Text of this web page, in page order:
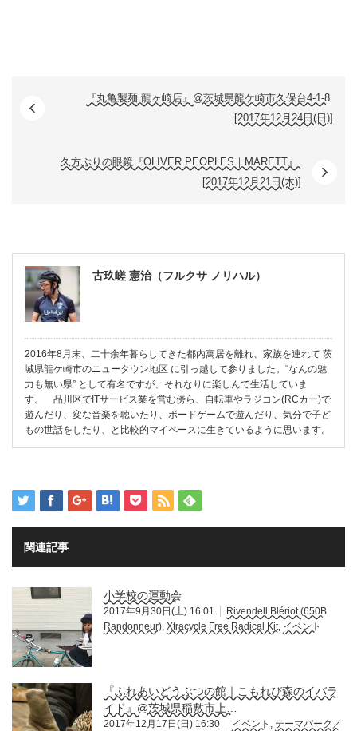
『丸亀製麺 龍ヶ崎店』@茨城県龍ケ崎市久保台4-1-8
[2017年12月24日(日)]
久方ぶりの眼鏡『OLIVER PEOPLES｜MARETT』
[2017年12月21日(木)]
古玖嵯 憲治（フルクサ ノリハル）
2016年8月末、二十余年暮らしてきた都内寓居を離れ、家族を連れて 茨
城県龍ケ崎市のニュータウン地区 に引っ越して参りました。“なんの魅
力も無い県” として有名ですが、それなりに楽しんで生活していま
す。 品川区でITサービス業を営む傍ら、自転車やラジコン(RCカー)で
遊んだり、変な音楽を聴いたり、ボードゲームで遊んだり、気分で子ど
もの世話をしたり、と比較的マイペースに生きているように思います。
関連記事
小学校の運動会
2017年9月30日(土) 16:01
Rivendell Blériot (650B
Randonneur) Xtracycle Free Radical Kit イベント
『ふれあいどうぶつの館｜こもれび森のイバラ
イド』@茨城県稲敷市上…
2017年12月17日(日) 16:30 イベント
テーマパーク／